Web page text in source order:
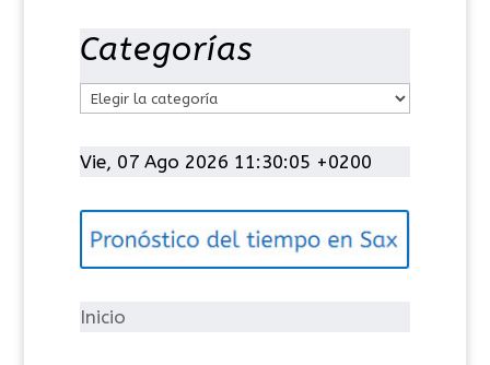
Categorías
t
g
í
Vie, 07 Ago 2026 11:30:06 +0200
Inicio